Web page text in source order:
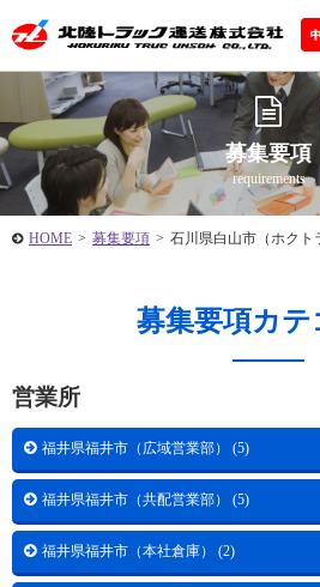
募集要項
requirements
HOME > 募集要項 > 石川県白山市（ホクト
募集要項カテ
営業所
福井県福井市（広域営業部） (5)
福井県福井市（共配営業部） (5)
福井県福井市（本社倉庫） (2)